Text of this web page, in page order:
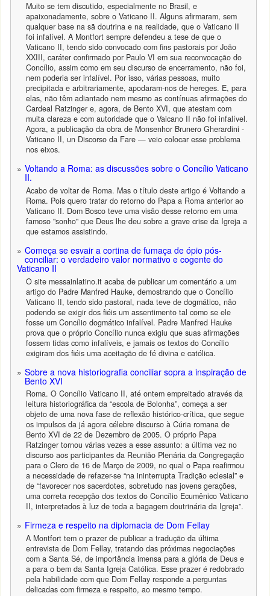
Muito se tem discutido, especialmente no Brasil, e
apaixonadamente, sobre o Vaticano II. Alguns afirmaram, sem
qualquer base na sã doutrina e na realidade, que o Vaticano II
foi infalível. A Montfort sempre defendeu a tese de que o
Vaticano II, tendo sido convocado com fins pastorais por João
XXIII, caráter confirmado por Paulo VI em sua reconvocação do
Concílio, assim como em seu discurso de encerramento, não foi,
nem poderia ser infalível. Por isso, várias pessoas, muito
precipitada e arbitrariamente, apodaram-nos de hereges. E, para
elas, não têm adiantado nem mesmo as contínuas afirmações do
Cardeal Ratzinger e, agora, de Bento XVI, que atestam com
muita clareza e com autoridade que o Vaicano II não foi infalível.
Agora, a publicação da obra de Monsenhor Brunero Gherardini -
Vaticano II, un Discorso da Fare — veio colocar esse problema
nos eixos.
Voltando a Roma: as discussões sobre o Concílio Vaticano
II.
Acabo de voltar de Roma. Mas o título deste artigo é Voltando a
Roma. Pois quero tratar do retorno do Papa a Roma anterior ao
Vaticano II. Dom Bosco teve uma visão desse retorno em uma
famoso "sonho" que Deus lhe deu sobre a grave crise da Igreja a
que estamos assistindo.
Começa se esvair a cortina de fumaça de ópio pós-
conciliar: o verdadeiro valor normativo e cogente do
Vaticano II
O site messainlatino.it acaba de publicar um comentário a um
artigo do Padre Manfred Hauke, demostrando que o Concílio
Vaticano II, tendo sido pastoral, nada teve de dogmático, não
podendo se exigir dos fiéis um assentimento tal como se ele
fosse um Concílio dogmático infalível. Padre Manfred Hauke
prova que o próprio Concílio nunca exigiu que suas afirmações
fossem tidas como infalíveis, e jamais os textos do Concílio
exigiram dos fiéis uma aceitação de fé divina e católica.
Sobre a nova historiografia conciliar sopra a inspiração de
Bento XVI
Roma. O Concílio Vaticano II, até ontem empreitado através da
leitura historiográfica da “escola de Bolonha”, começa a ser
objeto de uma nova fase de reflexão histórico-crítica, que segue
os impulsos da já agora célebre discurso à Cúria romana de
Bento XVI de 22 de Dezembro de 2005. O próprio Papa
Ratzinger tornou várias vezes a esse assunto: a última vez no
discurso aos participantes da Reunião Plenária da Congregação
para o Clero de 16 de Março de 2009, no qual o Papa reafirmou
a necessidade de refazer-se “na ininterrupta Tradição eclesial” e
de “favorecer nos sacerdotes, sobretudo nas jovens gerações,
uma correta recepção dos textos do Concílio Ecumênico Vaticano
II, interpretados à luz de toda a bagagem doutrinária da Igreja”.
Firmeza e respeito na diplomacia de Dom Fellay
A Montfort tem o prazer de publicar a tradução da última
entrevista de Dom Fellay, tratando das próximas negociações
com a Santa Sé, de importância imensa para a glória de Deus e
a para o bem da Santa Igreja Católica. Esse prazer é redobrado
pela habilidade com que Dom Fellay responde a perguntas
delicadas com firmeza e respeito, ao mesmo tempo.